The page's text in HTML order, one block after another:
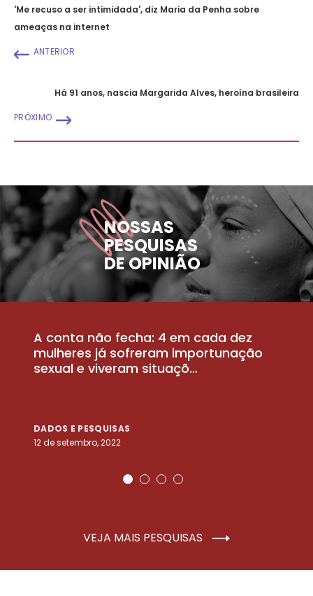
'Me recuso a ser intimidada', diz Maria da Penha sobre
ameaças na internet
ANTERIOR
Há 91 anos, nascia Margarida Alves, heroína brasileira
PRÓXIMO
NOSSAS
PESQUISAS
DE OPINIÃO
A conta não fecha: 4 em cada dez
mulheres já sofreram importunação
sexual e viveram situaçõ...
DADOS E PESQUISAS
12 de setembro, 2022
VEJA MAIS PESQUISAS